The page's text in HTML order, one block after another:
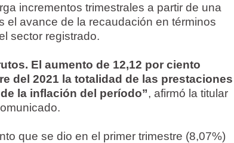
incrementos trimestrales a partir de una
el avance de la recaudación en términos
sector registrado.
El aumento de 12,12 por ciento
del 2021 la totalidad de las prestaciones
la inflación del período”, afirmó la titular
que se dio en el primer trimestre (8,07%)